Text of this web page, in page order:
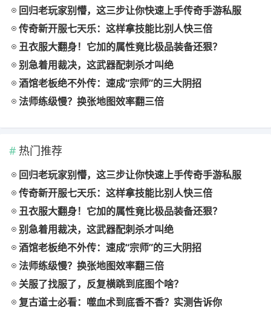
回归老玩家别懵，这三步让你快速上手传奇手游私服
传奇新开服七天乐：这样拿技能比别人快三倍
丑衣服大翻身！它加的属性竟比极品装备还狠？
别急着用裁决，这武器配刺杀才叫绝
酒馆老板绝不外传：速成“宗师”的三大阴招
法师练级慢？换张地图效率翻三倍
热门推荐
回归老玩家别懵，这三步让你快速上手传奇手游私服
传奇新开服七天乐：这样拿技能比别人快三倍
丑衣服大翻身！它加的属性竟比极品装备还狠？
别急着用裁决，这武器配刺杀才叫绝
酒馆老板绝不外传：速成“宗师”的三大阴招
法师练级慢？换张地图效率翻三倍
关服了找服了，反复横跳到底图个啥？
复古道士必看：噬血术到底香不香？实测告诉你